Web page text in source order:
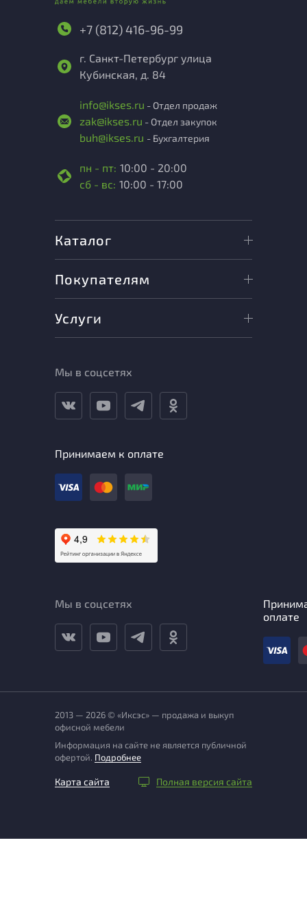
+7 (812) 416-96-99
г. Санкт-Петербург улица
Кубинская, д. 84
info@ikses.ru - Отдел продаж
zak@ikses.ru - Отдел закупок
buh@ikses.ru - Бухгалтерия
пн - пт: 10:00 - 20:00
сб - вс: 10:00 - 17:00
Каталог
Покупателям
Услуги
Мы в соцсетях
Принимаем к оплате
Мы в соцсетях
оплате
2013 — 2026 © «Иксэс» — продажа и выкуп
офисной мебели
Информация на сайте не является публичной
офертой. Подробнее
Карта сайта Полная версия сайта